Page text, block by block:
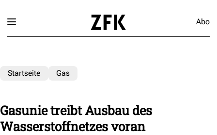
Abo
Startseite Gas
Gasunie treibt Ausbau des
Wasserstoffnetzes voran